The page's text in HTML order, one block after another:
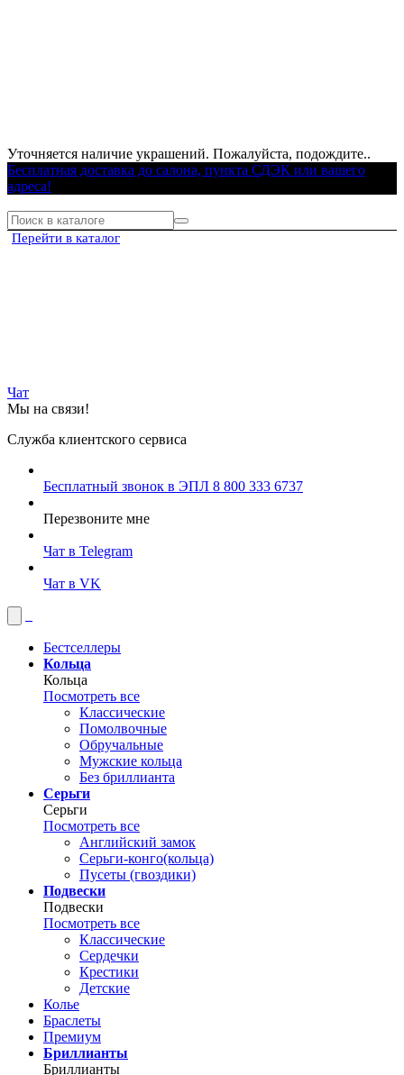
Уточняется наличие украшений. Пожалуйста, подождите..
Бесплатная доставка до салона, пункта СДЭК или вашего
адреса!
Перейти в каталог
Чат
Мы на связи!
Служба клиентского сервиса
Бесплатный звонок в ЭПЛ 8 800 333 6737
Перезвоните мне
Чат в Telegram
Чат в VK
Бестселлеры
Кольца
Кольца
Посмотреть все
Классические
Помолвочные
Обручальные
Мужские кольца
Без бриллианта
Серьги
Серьги
Посмотреть все
Английский замок
Серьги-конго(кольца)
Пусеты (гвоздики)
Подвески
Подвески
Посмотреть все
Классические
Сердечки
Крестики
Детские
Колье
Браслеты
Премиум
Бриллианты
Бриллианты